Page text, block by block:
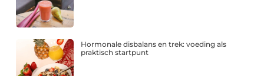
Hormonale disbalans en trek: voeding als
praktisch startpunt